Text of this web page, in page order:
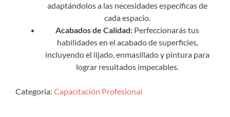
adaptándolos a las necesidades específicas de
cada espacio.
Acabados de Calidad: Perfeccionarás tus
habilidades en el acabado de superficies,
incluyendo el lijado, enmasillado y pintura para
lograr resultados impecables.
Categoría: Capacitación Profesional